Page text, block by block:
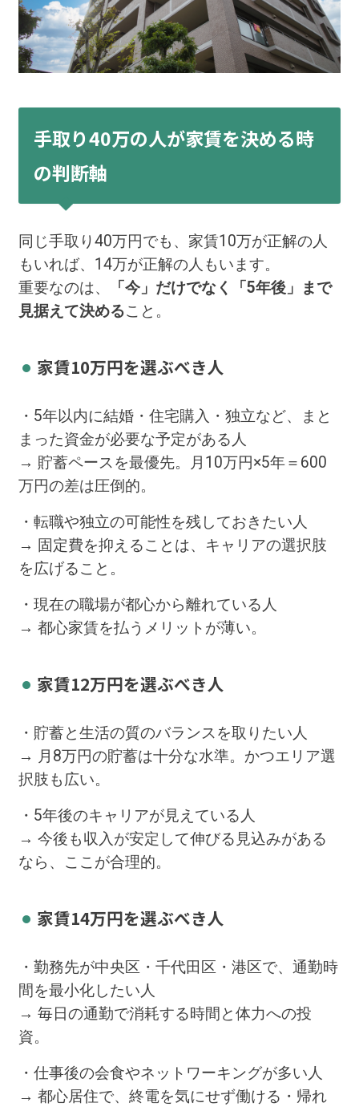
手取り40万の人が家賃を決める時
の判断軸
同じ手取り40万円でも、家賃10万が正解の人
もいれば、14万が正解の人もいます。
重要なのは、
「今」だけでなく「5年後」まで
見据えて決めること。
家賃10万円を選ぶべき人
・5年以内に結婚・住宅購入・独立など、まと
まった資金が必要な予定がある人
→ 貯蓄ペースを最優先。月10万円×5年＝600
万円の差は圧倒的。
・転職や独立の可能性を残しておきたい人
→ 固定費を抑えることは、キャリアの選択肢
を広げること。
・現在の職場が都心から離れている人
→ 都心家賃を払うメリットが薄い。
家賃12万円を選ぶべき人
・貯蓄と生活の質のバランスを取りたい人
→ 月8万円の貯蓄は十分な水準。かつエリア選
択肢も広い。
・5年後のキャリアが見えている人
→ 今後も収入が安定して伸びる見込みがある
なら、ここが合理的。
家賃14万円を選ぶべき人
・勤務先が中央区・千代田区・港区で、通勤時
間を最小化したい人
→ 毎日の通勤で消耗する時間と体力への投
資。
・仕事後の会食やネットワーキングが多い人
→ 都心居住で、終電を気にせず働ける・帰れ